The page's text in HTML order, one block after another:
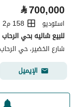
⃁700,000
استوديو
158 م2
للبيع شاليه بحي الرحاب
شارع الخضير، حي
الإيميل